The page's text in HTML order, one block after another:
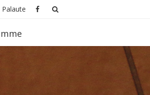
Palaute